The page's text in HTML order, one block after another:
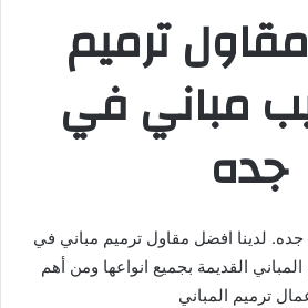
ترميم
مباني في
جده
لدينا افضل مقاول ترميم مباني في
القديمة بجميع انواعها ومن أهم
ترميم المباني